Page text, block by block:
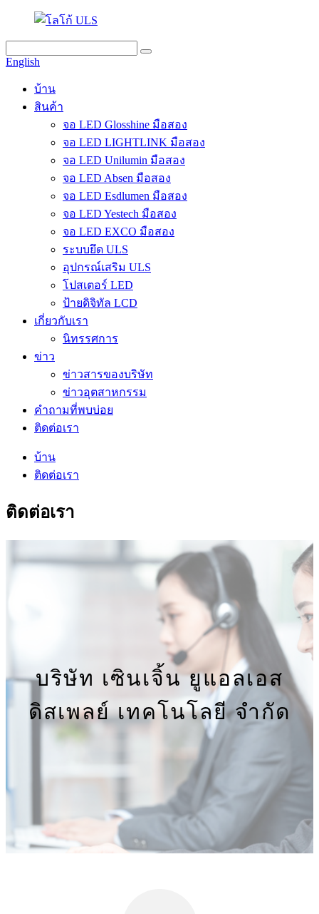
English
บ้าน
สินค้า
จอ LED Glosshine มือสอง
จอ LED LIGHTLINK มือสอง
จอ LED Unilumin มือสอง
จอ LED Absen มือสอง
จอ LED Esdlumen มือสอง
จอ LED Yestech มือสอง
จอ LED EXCO มือสอง
ระบบยึด ULS
อุปกรณ์เสริม ULS
โปสเตอร์ LED
ป้ายดิจิทัล LCD
เกี่ยวกับเรา
นิทรรศการ
ข่าว
ข่าวสารของบริษัท
ข่าวอุตสาหกรรม
คำถามที่พบบ่อย
ติดต่อเรา
บ้าน
ติดต่อเรา
ติดต่อเรา
บริษัท เซินเจิ้น ยูแอลเอส
ดิสเพลย์ เทคโนโลยี จำกัด